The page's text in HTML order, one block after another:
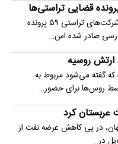
قضایی تراستی‌ها
دادستان تهران گفت: تاکنون برای مدیران شرکت‌های تراستی ۵۹ پرونده
ارتش روسیه
گفته می‌شود مربوط به
روس‌ها برای حضور…
عربستان کرد
در پی کاهش عرضه نفت از
در…